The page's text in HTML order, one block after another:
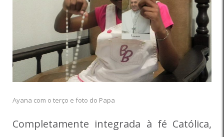
Ayana com o terço e foto do Papa
Completamente integrada à fé Católica,